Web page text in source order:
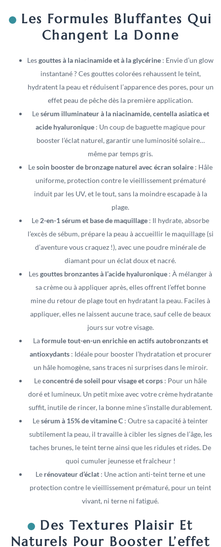
Les Formules Bluffantes Qui
Changent La Donne
Lesgouttes à la niacinamide et à la glycérine : Envie d’un glow
instantané ? Ces gouttes colorées rehaussent le teint,
hydratent la peau et réduisent l’apparence des pores, pour un
effet peau de pêche dès la première application.
Lesérum illuminateur à la niacinamide, centella asiatica et
acide hyaluronique: Un coup de baguette magique pour
booster l’éclat naturel, garantir une luminosité solaire…
même par temps gris.
Lesoin booster de bronzage naturel avec écran solaire : Hâle
uniforme, protection contre le vieillissement prématuré
induit par les UV, et le tout, sans la moindre escapade à la
plage.
Le 2-en-1 sérum et base de maquillage : Il hydrate, absorbe
l’excès de sébum, prépare la peau à accueillir le maquillage (si
d’aventure vous craquez !), avec une poudre minérale de
diamant pour un éclat doux et nacré.
Lesgouttes bronzantes à l’acide hyaluronique : À mélanger à
sa crème ou à appliquer après, elles offrent l’effet bonne
mine du retour de plage tout en hydratant la peau. Faciles à
appliquer, elles ne laissent aucune trace, sauf celle de beaux
jours sur votre visage.
Laformule tout-en-un enrichie en actifs autobronzants et
antioxydants: Idéale pour booster l’hydratation et procurer
un hâle homogène, sans traces ni surprises dans le miroir.
Leconcentré de soleil pour visage et corps : Pour un hâle
doré et lumineux. Un petit mixe avec votre crème hydratante
suffit, inutile de rincer, la bonne mine s’installe durablement.
Lesérum à 15% de vitamine C : Outre sa capacité à teinter
subtilement la peau, il travaille à cibler les signes de l’âge, les
taches brunes, le teint terne ainsi que les ridules et rides. De
quoi cumuler jeunesse et fraîcheur !
Le rénovateur d’éclat : Une action anti-teint terne et une
protection contre le vieillissement prématuré, pour un teint
vivant, ni terne ni fatigué.
Des Textures Plaisir Et
Naturels Pour Booster L’effet